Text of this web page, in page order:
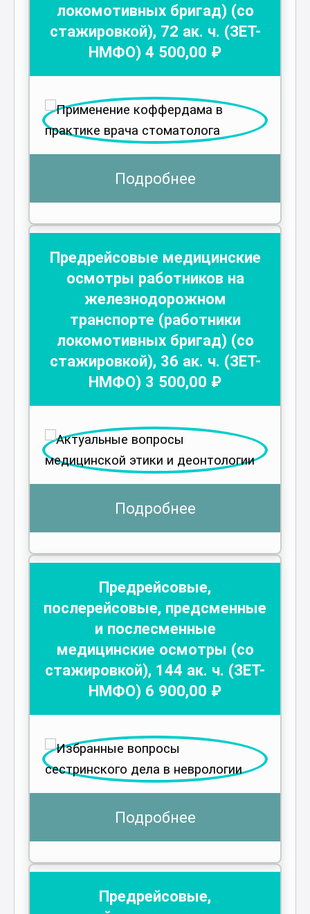
локомотивных бригад) (со
стажировкой), 72 ак. ч. (ЗЕТ-
НМФО) 4 500,00 ₽
Подробнее
Предрейсовые медицинские
осмотры работников на
железнодорожном
транспорте (работники
локомотивных бригад) (со
стажировкой), 36 ак. ч. (ЗЕТ-
НМФО) 3 500,00 ₽
Подробнее
Предрейсовые,
послерейсовые, предсменные
и послесменные
медицинские осмотры (со
стажировкой), 144 ак. ч. (ЗЕТ-
НМФО) 6 900,00 ₽
Подробнее
Предрейсовые,